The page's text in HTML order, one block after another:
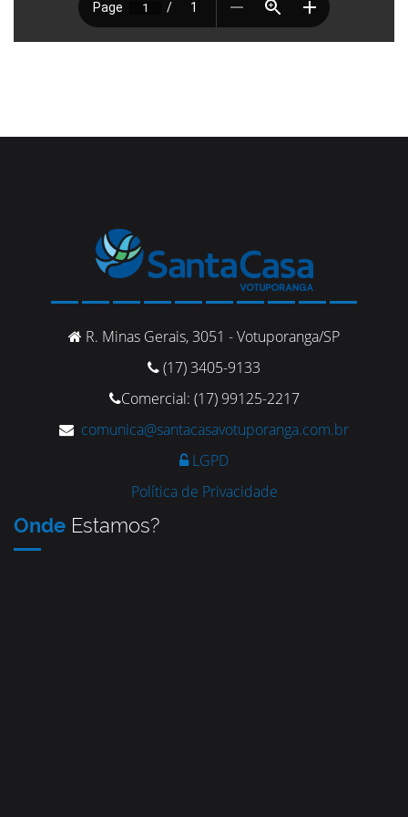
R. Minas Gerais, 3051 - Votuporanga/SP
(17) 3405-9133
Comercial: (17) 99125-2217
comunica@santacasavotuporanga.com.br
LGPD
Política de Privacidade
Onde Estamos?